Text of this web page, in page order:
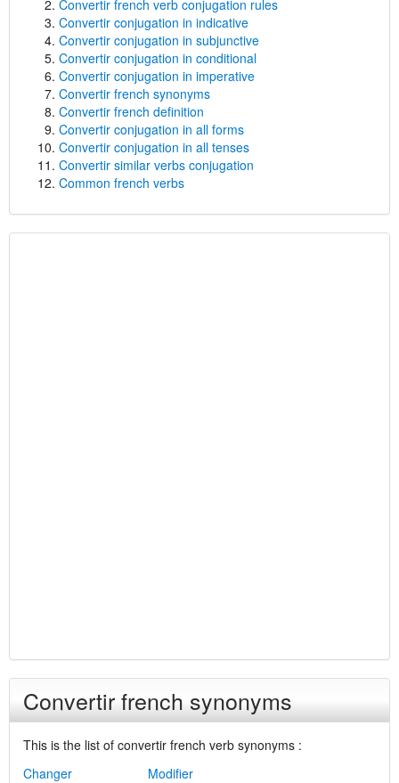
Convertir french verb conjugation rules
Convertir conjugation in indicative
Convertir conjugation in subjunctive
Convertir conjugation in conditional
Convertir conjugation in imperative
Convertir french synonyms
Convertir french definition
Convertir conjugation in all forms
Convertir conjugation in all tenses
Convertir similar verbs conjugation
Common french verbs
Convertir french synonyms
This is the list of convertir french verb synonyms :
Changer
Modifier